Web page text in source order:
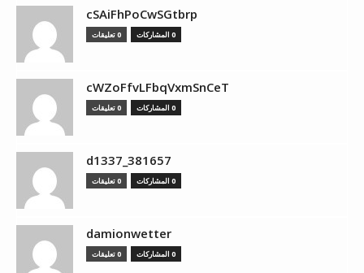
cSAiFhPoCwSGtbrp
0 المشاركات 0 تعليقات
cWZoFfvLFbqVxmSnCeT
0 المشاركات 0 تعليقات
d1337_381657
0 المشاركات 0 تعليقات
damionwetter
0 المشاركات 0 تعليقات